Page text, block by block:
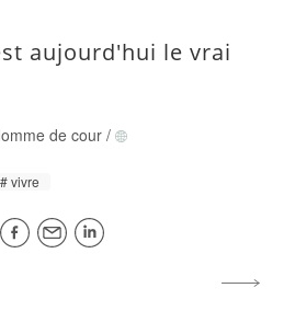
aujourd'hui le vrai
de cour /
vivre